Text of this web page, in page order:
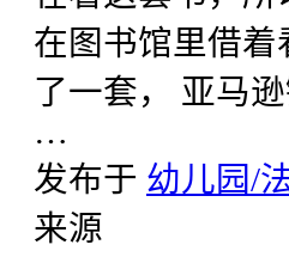
在图书馆里借
了一套， 亚马
…
发布于 幼儿园/
来源